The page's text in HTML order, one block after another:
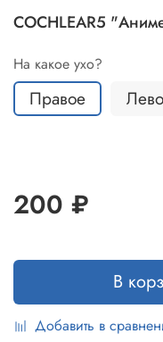
COCHLEAR5
На какое ухо?
Правое
200 ₽
В
Добавить в